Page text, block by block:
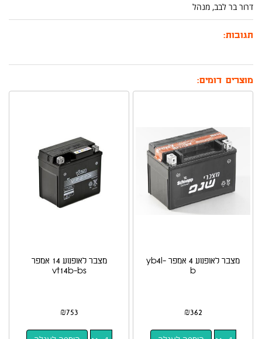
דרור בר לבב, מנהל
תגובות:
מוצרים דומים:
מצבר לאופנוע 4 אמפר yb4l-
b
₪362
מצבר לאופנוע 14 אמפר
vt14b-bs
₪753